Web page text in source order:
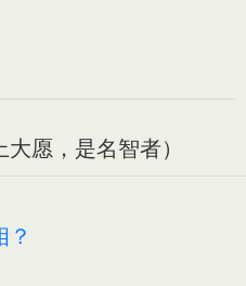
愿，是名智者）
？